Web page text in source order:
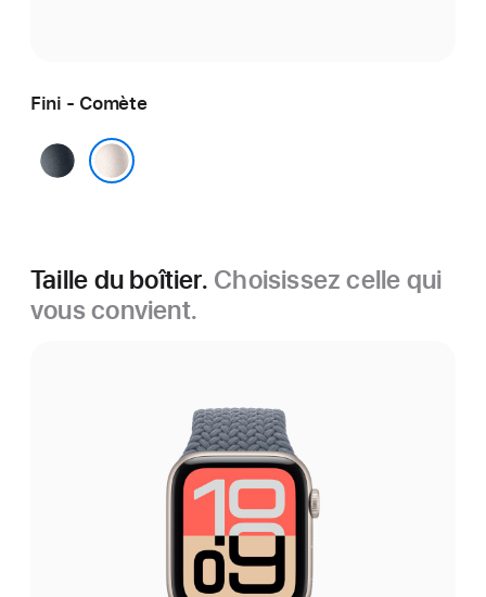
Fini - Comète
Minuit
Taille du boîtier. Choisissez celle qui
vous convient.